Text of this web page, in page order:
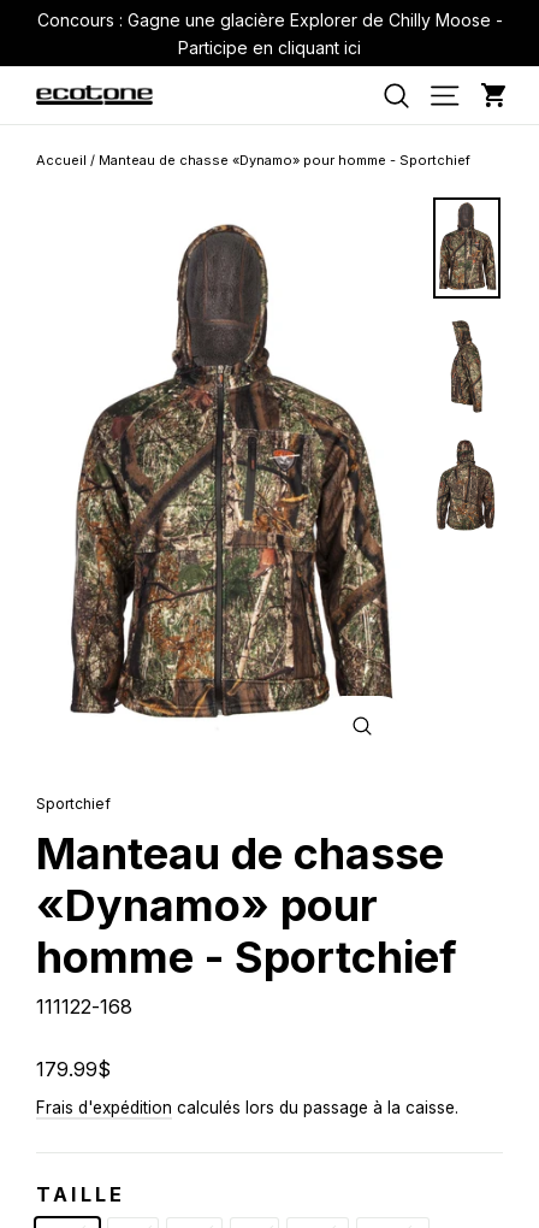
PasserConcours : Gagne une glacière Explorer de Chilly Moose -
Participe en cliquant ici
Rechercher
Accueil / Manteau de chasse «Dynamo» pour homme - Sportchief
Sportchief
Manteau de chasse
«Dynamo» pour
homme - Sportchief
111122-168
Prix
régulier
179.99$
Frais d'expédition calculés lors du passage à la caisse.
TAILLE